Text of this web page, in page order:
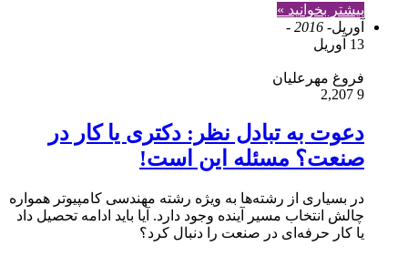
بیشتر بخوانید »
آوریل- 2016 -
13 آوریل
فروغ مهرعلیان
9
دعوت به تبادل نظر: دکتری یا کار در
صنعت؟ مسئله این است!
در بسیاری از رشته‌ها به ویژه رشته مهندسی کامپیوتر همواره
چالش انتخاب مسیر آینده وجود دارد. آیا باید ادامه تحصیل داد
یا کار حرفه‌ای در صنعت را دنبال کرد؟